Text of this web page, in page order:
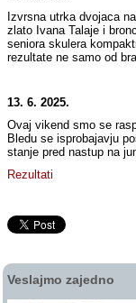
Izvrsna utrka dvojaca
zlato Ivana Talaje i
seniora skulera
rezultate ne samo od
13. 6. 2025.
Ovaj vikend smo se
Bledu se isprobajavju
stanje pred nastup na
Rezultati
Veslajmo zajedno